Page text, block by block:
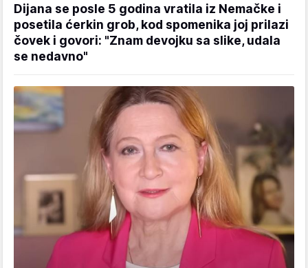
Dijana se posle 5 godina vratila iz Nemačke i
posetila ćerkin grob, kod spomenika joj prilazi
čovek i govori: "Znam devojku sa slike, udala
se nedavno"